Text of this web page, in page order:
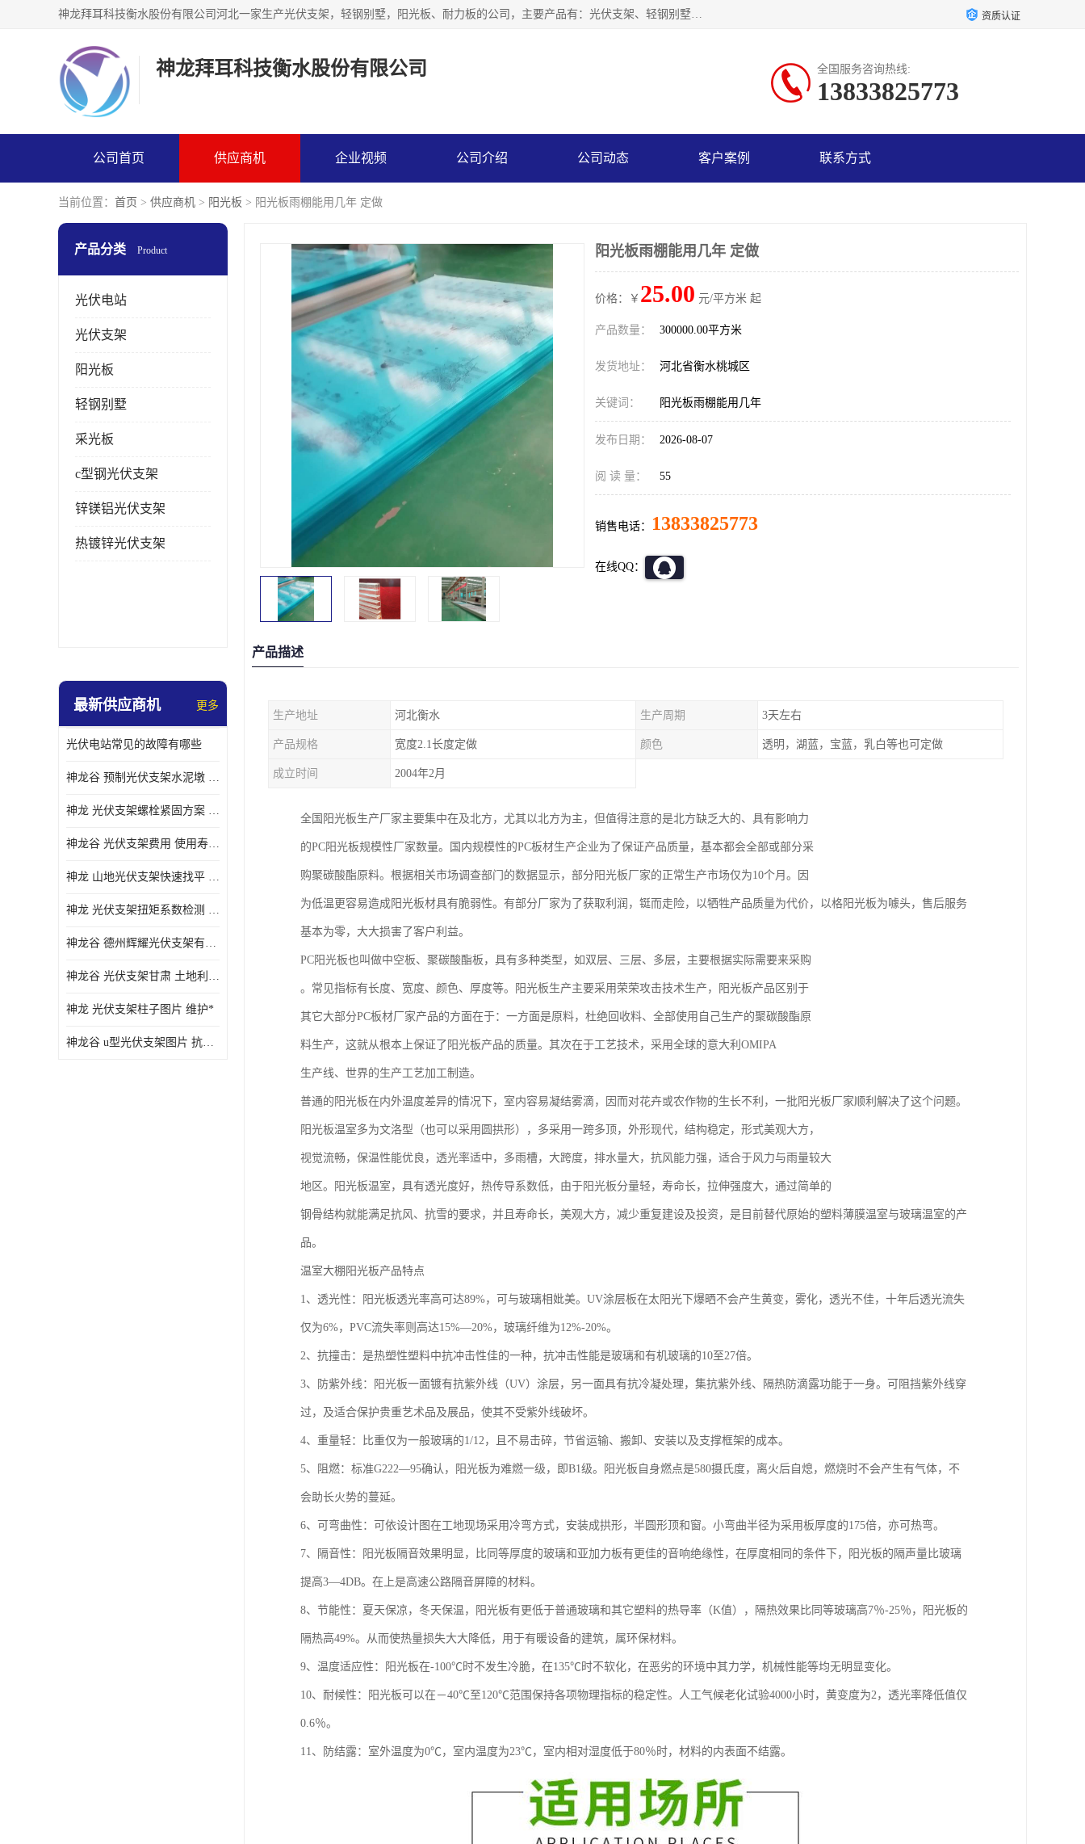
神龙拜耳科技衡水股份有限公司河北一家生产光伏支架，轻钢别墅，阳光板、耐力板的公司，主要产品有：光伏支架、轻钢别墅、阳光板、耐力板、采光板等，公司参与制定了多项标准。 资质认证
神龙拜耳科技衡水股份有限公司 全国服务咨询热线:
13833825773
公司首页 供应商机 企业视频 公司介绍 公司动态 客户案例 联系方式
当前位置： 首页 > 供应商机 > 阳光板 > 阳光板雨棚能用几年 定做
产品分类 Product
光伏电站
光伏支架
阳光板
轻钢别墅
采光板
c型钢光伏支架
锌镁铝光伏支架
热镀锌光伏支架
最新供应商机 更多
光伏电站常见的故障有哪些
神龙谷 预制光伏支架水泥墩 抗震性能优
神龙 光伏支架螺栓紧固方案 土地利用率高
神龙谷 光伏支架费用 使用寿命长
神龙 山地光伏支架快速找平 抗风耐压
神龙 光伏支架扭矩系数检测 适应性强
神龙谷 德州辉耀光伏支架有限公司 材质多样
神龙谷 光伏支架甘肃 土地利用率高
神龙 光伏支架柱子图片 维护*
神龙谷 u型光伏支架图片 抗紫外线
阳光板雨棚能用几年 定做
价格：￥ 25.00 元/平方米 起
产品数量： 300000.00平方米
发货地址： 河北省衡水桃城区
关键词： 阳光板雨棚能用几年
发布日期： 2026-08-07
阅 读 量： 55
销售电话： 13833825773
在线QQ：
产品描述
生产地址 河北衡水 生产周期 3天左右
产品规格 宽度2.1长度定做 颜色 透明，湖蓝，宝蓝，乳白等也可定做
成立时间 2004年2月
全国阳光板生产厂家主要集中在及北方，尤其以北方为主，但值得注意的是北方缺乏大的、具有影响力
的PC阳光板规模性厂家数量。国内规模性的PC板材生产企业为了保证产品质量，基本都会全部或部分采
购聚碳酸酯原料。根据相关市场调查部门的数据显示，部分阳光板厂家的正常生产市场仅为10个月。因
为低温更容易造成阳光板材具有脆弱性。有部分厂家为了获取利润，铤而走险，以牺牲产品质量为代价，以格阳光板为噱头，售后服务
基本为零，大大损害了客户利益。
PC阳光板也叫做中空板、聚碳酸酯板，具有多种类型，如双层、三层、多层，主要根据实际需要来采购
。常见指标有长度、宽度、颜色、厚度等。阳光板生产主要采用荣荣攻击技术生产，阳光板产品区别于
其它大部分PC板材厂家产品的方面在于：一方面是原料，杜绝回收料、全部使用自己生产的聚碳酸酯原
料生产，这就从根本上保证了阳光板产品的质量。其次在于工艺技术，采用全球的意大利OMIPA
生产线、世界的生产工艺加工制造。
普通的阳光板在内外温度差异的情况下，室内容易凝结雾滴，因而对花卉或农作物的生长不利，一批阳光板厂家顺利解决了这个问题。
阳光板温室多为文洛型（也可以采用圆拱形），多采用一跨多顶，外形现代，结构稳定，形式美观大方，
视觉流畅，保温性能优良，透光率适中，多雨槽，大跨度，排水量大，抗风能力强，适合于风力与雨量较大
地区。阳光板温室，具有透光度好，热传导系数低，由于阳光板分量轻，寿命长，拉伸强度大，通过简单的
钢骨结构就能满足抗风、抗雪的要求，并且寿命长，美观大方，减少重复建设及投资，是目前替代原始的塑料薄膜温室与玻璃温室的产
品。
温室大棚阳光板产品特点
1、透光性：阳光板透光率高可达89%，可与玻璃相妣美。UV涂层板在太阳光下爆晒不会产生黄变，雾化，透光不佳，十年后透光流失
仅为6%，PVC流失率则高达15%—20%，玻璃纤维为12%-20%。
2、抗撞击：是热塑性塑料中抗冲击性佳的一种，抗冲击性能是玻璃和有机玻璃的10至27倍。
3、防紫外线：阳光板一面镀有抗紫外线（UV）涂层，另一面具有抗冷凝处理，集抗紫外线、隔热防滴露功能于一身。可阻挡紫外线穿
过，及适合保护贵重艺术品及展品，使其不受紫外线破坏。
4、重量轻：比重仅为一般玻璃的1/12，且不易击碎，节省运输、搬卸、安装以及支撑框架的成本。
5、阻燃：标准G222—95确认，阳光板为难燃一级，即B1级。阳光板自身燃点是580摄氏度，离火后自熄，燃烧时不会产生有气体，不
会助长火势的蔓延。
6、可弯曲性：可依设计图在工地现场采用冷弯方式，安装成拱形，半圆形顶和窗。小弯曲半径为采用板厚度的175倍，亦可热弯。
7、隔音性：阳光板隔音效果明显，比同等厚度的玻璃和亚加力板有更佳的音响绝缘性，在厚度相同的条件下，阳光板的隔声量比玻璃
提高3—4DB。在上是高速公路隔音屏障的材料。
8、节能性：夏天保凉，冬天保温，阳光板有更低于普通玻璃和其它塑料的热导率（K值），隔热效果比同等玻璃高7％-25％，阳光板的
隔热高49%。从而使热量损失大大降低，用于有暖设备的建筑，属环保材料。
9、温度适应性：阳光板在-100℃时不发生冷脆，在135℃时不软化，在恶劣的环境中其力学，机械性能等均无明显变化。
10、耐候性：阳光板可以在－40℃至120℃范围保持各项物理指标的稳定性。人工气候老化试验4000小时，黄变度为2，透光率降低值仅
0.6％。
11、防结露：室外温度为0℃，室内温度为23℃，室内相对湿度低于80％时，材料的内表面不结露。